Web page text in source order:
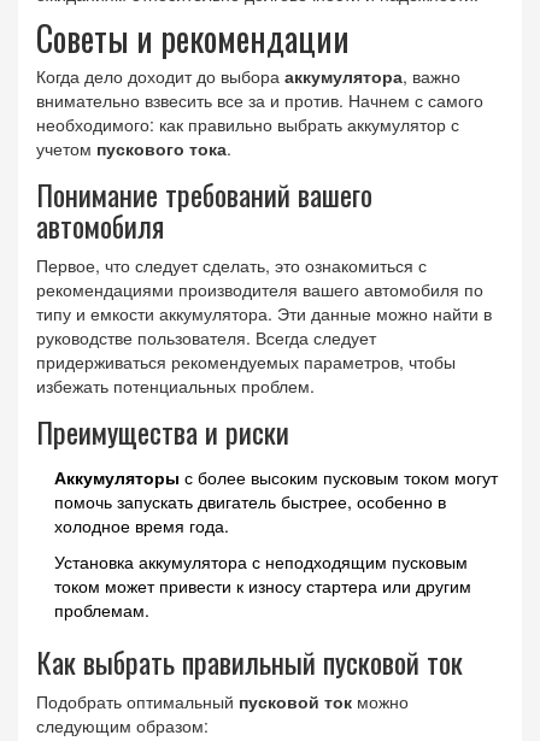
Советы и рекомендации
Когда дело доходит до выбора аккумулятора, важно
внимательно взвесить все за и против. Начнем с самого
необходимого: как правильно выбрать аккумулятор с
учетом пускового тока.
Понимание требований вашего
автомобиля
Первое, что следует сделать, это ознакомиться с
рекомендациями производителя вашего автомобиля по
типу и емкости аккумулятора. Эти данные можно найти в
руководстве пользователя. Всегда следует
придерживаться рекомендуемых параметров, чтобы
избежать потенциальных проблем.
Преимущества и риски
Аккумуляторы с более высоким пусковым током могут
помочь запускать двигатель быстрее, особенно в
холодное время года.
Установка аккумулятора с неподходящим пусковым
током может привести к износу стартера или другим
проблемам.
Как выбрать правильный пусковой ток
Подобрать оптимальный пусковой ток можно
следующим образом: